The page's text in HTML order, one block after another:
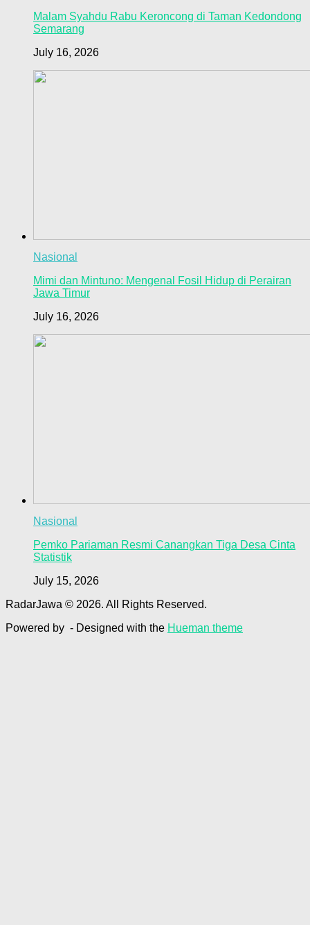
Malam Syahdu Rabu Keroncong di Taman Kedondong
Semarang
July 16, 2026
Nasional
Mimi dan Mintuno: Mengenal Fosil Hidup di Perairan
Jawa Timur
July 16, 2026
Nasional
Pemko Pariaman Resmi Canangkan Tiga Desa Cinta
Statistik
July 15, 2026
RadarJawa © 2026. All Rights Reserved.
Powered by - Designed with the Hueman theme